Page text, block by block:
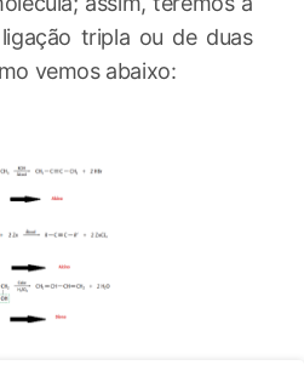
tripla ou de duas
vemos abaixo: